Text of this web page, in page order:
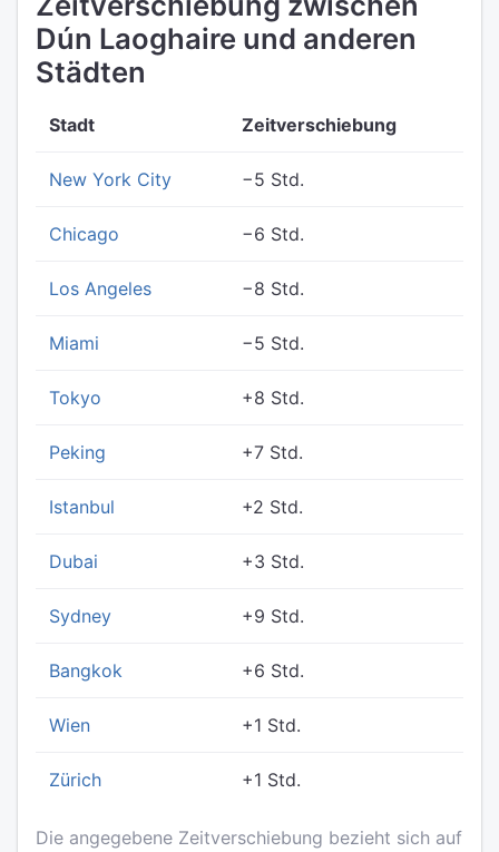
Dún Laoghaire und anderen
Städten
Stadt Zeitverschiebung
New York City −5 Std.
Chicago −6 Std.
Los Angeles −8 Std.
Miami −5 Std.
Tokyo +8 Std.
Peking +7 Std.
Istanbul +2 Std.
Dubai +3 Std.
Sydney +9 Std.
Bangkok +6 Std.
Wien +1 Std.
Zürich +1 Std.
Die angegebene Zeitverschiebung bezieht sich auf